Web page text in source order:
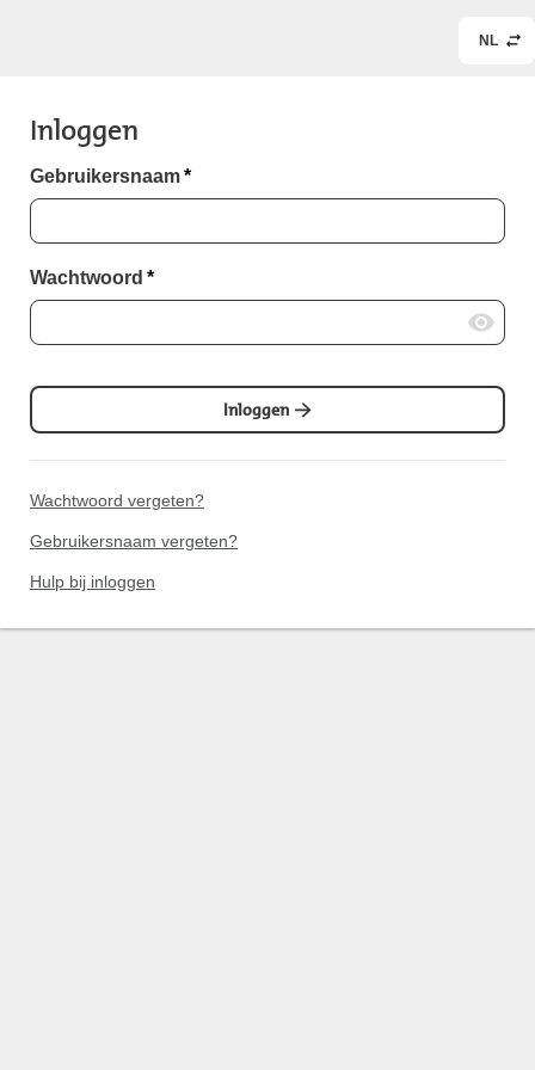
NL
Inloggen
Gebruikersnaam*
Wachtwoord *
Inloggen
Wachtwoord vergeten?
Gebruikersnaam vergeten?
Hulp bij inloggen